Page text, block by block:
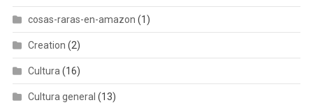
cosas-raras-en-amazon (1)
Creation (2)
Cultura(16)
Cultura general (13)